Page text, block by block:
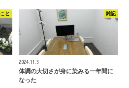
と 雑記
2024.11.3
体調の大切さが身に染みる一年間に
なった